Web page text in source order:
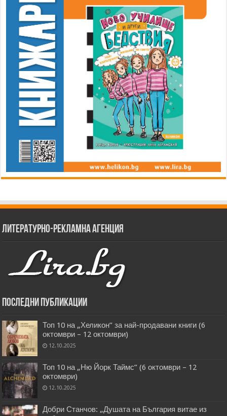
Литературно-рекламна агенция
Последни публикации
Топ 10 на „Хеликон” за най-продавани книги (6
октомври – 12 октомври)
12.10.2025
Топ 10 на „Ню Йорк Таймс” (6 октомври – 12
октомври)
12.10.2025
Добри Станчов: „Душата на България витае из